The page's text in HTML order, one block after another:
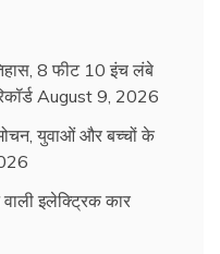
8 फीट 10 इंच लंबे
August 9, 2026
युवाओं और बच्चों के
इलेक्ट्रिक कार